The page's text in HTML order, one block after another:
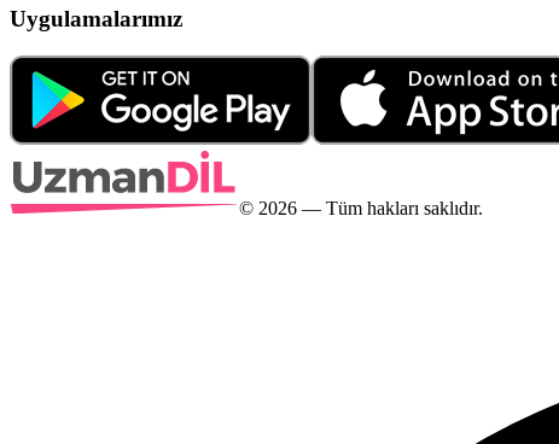
Uygulamalarımız
© 2026 — Tüm hakları saklıdır.